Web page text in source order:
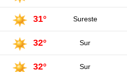
31° Sureste
32° Sur
32° Sur